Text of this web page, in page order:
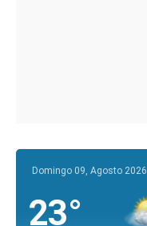
Domingo 09, Agosto 2026
23°